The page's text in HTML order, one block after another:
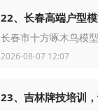
22、长春高端户型
长春市十方啄木鸟模
2026-08-07 12:07
23、吉林牌技培训